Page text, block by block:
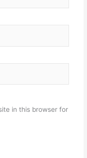
in this browser for